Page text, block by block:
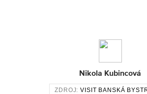
Nikola Kubincová
ZDROJ:VISIT BANSKÁ